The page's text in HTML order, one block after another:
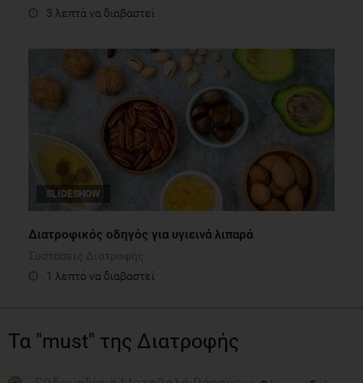
3 λεπτά να διαβαστεί
SLIDESHOW
Διατροφικός οδηγός για υγιεινά λιπαρά
Συστάσεις Διατροφής
1 λεπτό να διαβαστεί
Τα "must" της Διατροφής